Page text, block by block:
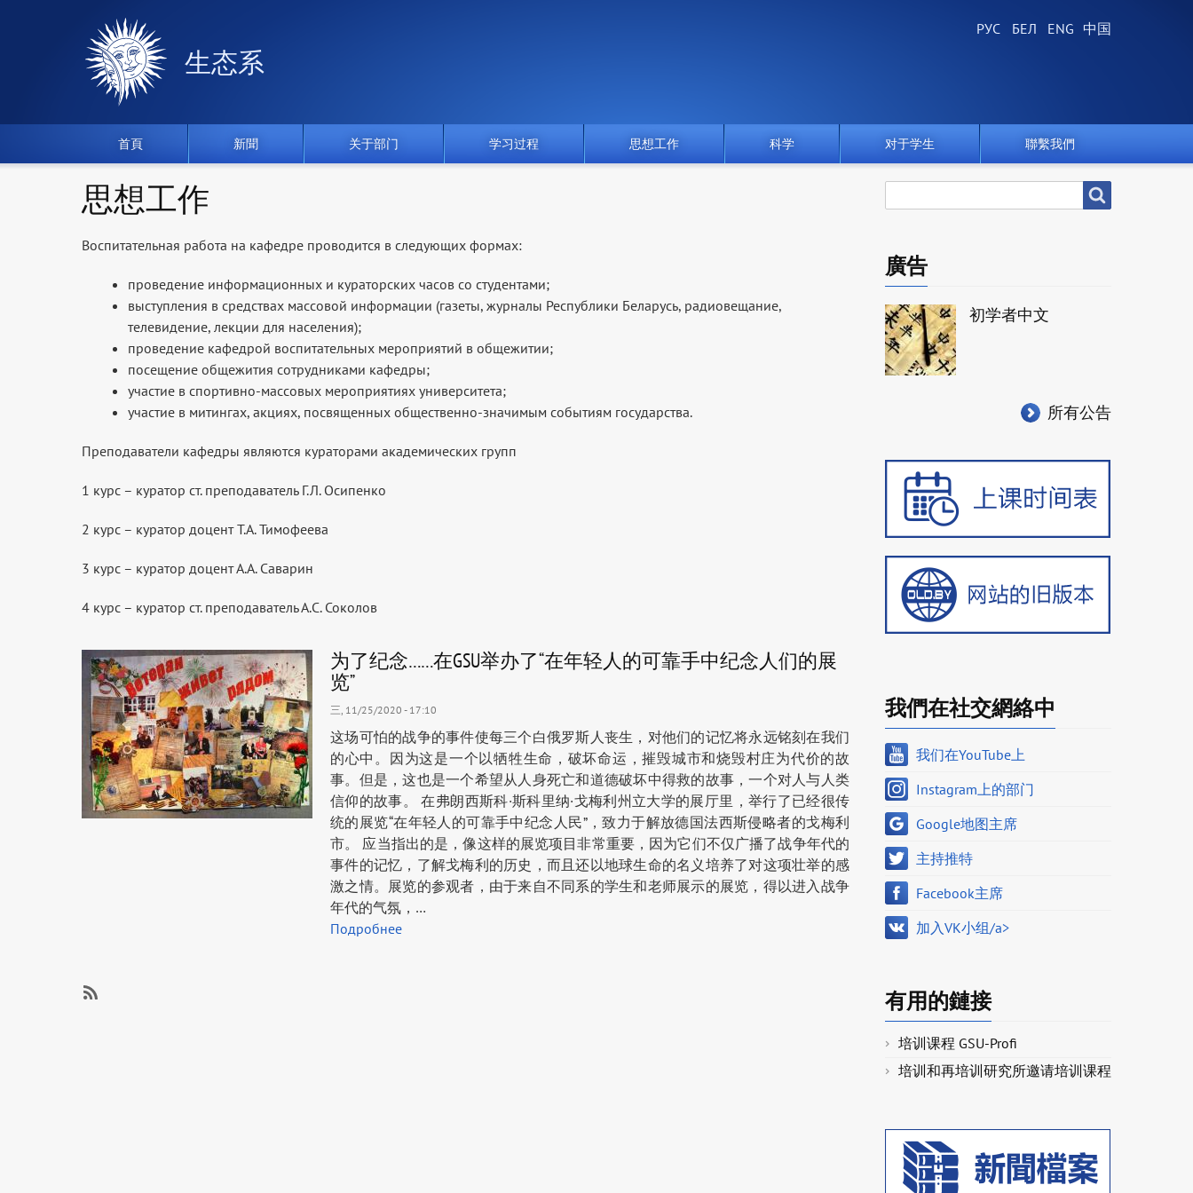
生态系
首頁 新聞 关于部门 学习过程 思想工作 科学 对于学生 聯繫我們
思想工作
Воспитательная работа на кафедре проводится в следующих формах:
проведение информационных и кураторских часов со студентами;
выступления в средствах массовой информации (газеты, журналы Республики Беларусь, радиовещание,
телевидение, лекции для населения);
проведение кафедрой воспитательных мероприятий в общежитии;
посещение общежития сотрудниками кафедры;
участие в спортивно-массовых мероприятиях университета;
участие в митингах, акциях, посвященных общественно-значимым событиям государства.
Преподаватели кафедры являются кураторами академических групп
1 курс – куратор ст. преподаватель Г.Л. Осипенко
2 курс – куратор доцент Т.А. Тимофеева
3 курс – куратор доцент А.А. Саварин
4 курс – куратор ст. преподаватель А.С. Соколов
为了纪念……在GSU举办了“在年轻人的可靠手中纪念人们的展
览”
三, 11/25/2020 - 17:10
这场可怕的战争的事件使每三个白俄罗斯人丧生，对他们的记忆将永远铭刻在我们
的心中。因为这是一个以牺牲生命，破坏命运，摧毁城市和烧毁村庄为代价的故
事。但是，这也是一个希望从人身死亡和道德破坏中得救的故事，一个对人与人类
信仰的故事。 在弗朗西斯科·斯科里纳·戈梅利州立大学的展厅里，举行了已经很传
统的展览“在年轻人的可靠手中纪念人民”，致力于解放德国法西斯侵略者的戈梅利
市。 应当指出的是，像这样的展览项目非常重要，因为它们不仅广播了战争年代的
事件的记忆，了解戈梅利的历史，而且还以地球生命的名义培养了对这项壮举的感
激之情。展览的参观者，由于来自不同系的学生和老师展示的展览，得以进入战争
年代的气氛，…
Подробнее
尋
廣告
初学者中文
所有公告
我們在社交網絡中
我们在YouTube上
Instagram上的部门
Google地图主席
主持推特
Facebook主席
加入VK小组/a>
有用的鏈接
培训课程 GSU-Profi
培训和再培训研究所邀请培训课程